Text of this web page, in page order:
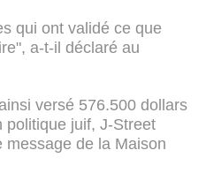
qui ont validé ce que
a-t-il déclaré au
versé 576.500 dollars
politique juif, J-Street
message de la Maison